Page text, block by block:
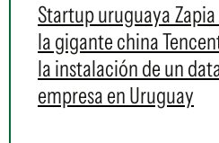
Startup uruguaya
la gigante china
la instalación de un
empresa en Uruguay